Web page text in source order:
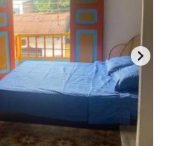
mark
key
to
get
the
keyboard
shortcuts